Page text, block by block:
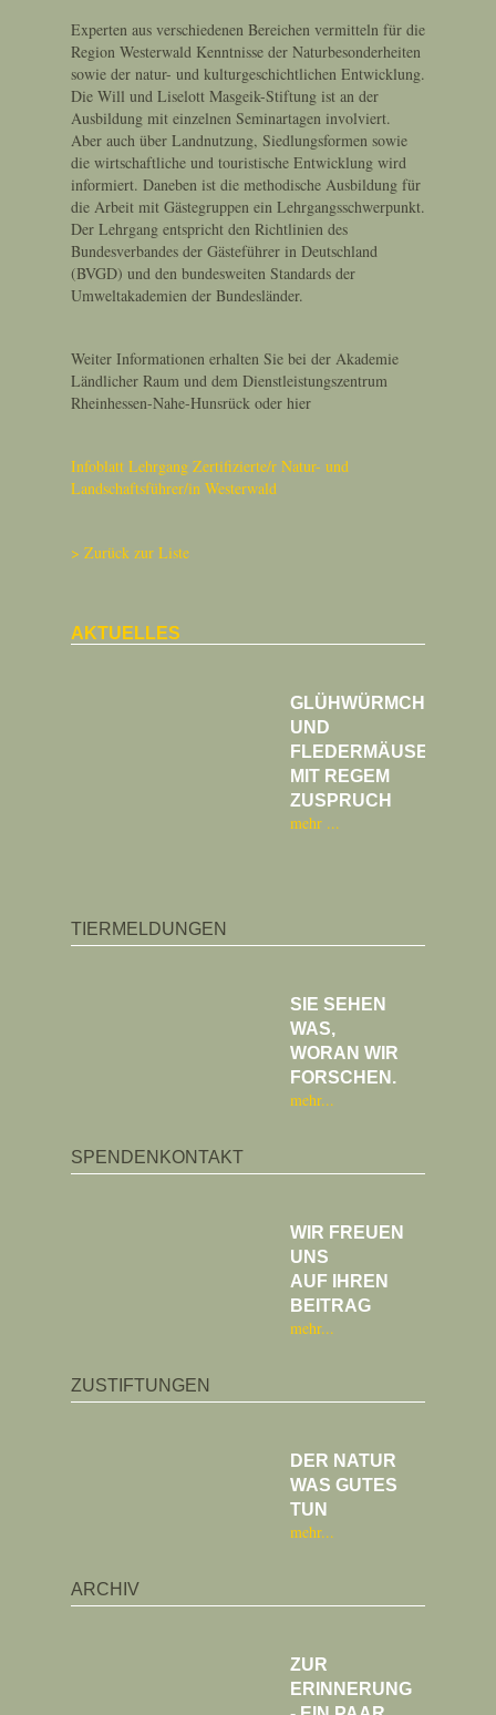
Experten aus verschiedenen Bereichen vermitteln für die
Region Westerwald Kenntnisse der Naturbesonderheiten
sowie der natur- und kulturgeschichtlichen Entwicklung.
Die Will und Liselott Masgeik-Stiftung ist an der
Ausbildung mit einzelnen Seminartagen involviert.
Aber auch über Landnutzung, Siedlungsformen sowie
die wirtschaftliche und touristische Entwicklung wird
informiert. Daneben ist die methodische Ausbildung für
die Arbeit mit Gästegruppen ein Lehrgangsschwerpunkt.
Der Lehrgang entspricht den Richtlinien des
Bundesverbandes der Gästeführer in Deutschland
(BVGD) und den bundesweiten Standards der
Umweltakademien der Bundesländer.
Weiter Informationen erhalten Sie bei der Akademie
Ländlicher Raum und dem Dienstleistungszentrum
Rheinhessen-Nahe-Hunsrück oder hier
Infoblatt Lehrgang Zertifizierte/r Natur- und
Landschaftsführer/in Westerwald
Zurück zur Liste
AKTUELLES
GLÜHWÜRMCHEN
UND
FLEDERMÄUSE
MIT REGEM
ZUSPRUCH
mehr
TIERMELDUNGEN
SIE SEHEN
WAS,
WORAN WIR
FORSCHEN.
mehr
SPENDENKONTAKT
WIR FREUEN
UNS
AUF IHREN
BEITRAG
mehr
ZUSTIFTUNGEN
DER NATUR
WAS GUTES
TUN
mehr
ARCHIV
ZUR
ERINNERUNG